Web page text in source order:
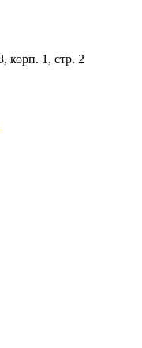
корп. 1, стр. 2